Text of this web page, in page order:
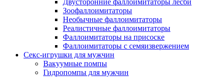
Двусторонние фаллоимитаторы лесби
Зоофаллоимитаторы
Необычные фаллоимитаторы
Реалистичные фаллоимитаторы
Фаллоимитаторы на присоске
Фаллоимитаторы с семяизвержением
Секс-игрушки для мужчин
Вакуумные помпы
Гидропомпы для мужчин